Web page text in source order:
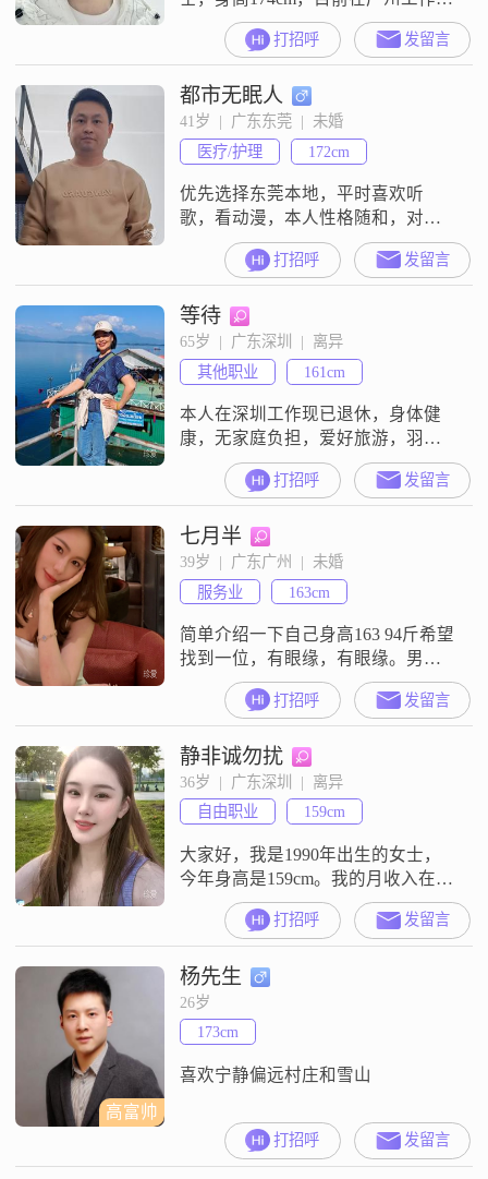
月收入在8001到12000元之间。我拥
有大专学历，性格随和易相处，真
诚可靠，对待家庭非常重视。我觉
得自己是一个比较简单直接的人，
喜欢用实际行动来表达自己的想法
和感受。在生活中，我注重与家人
和朋友的相处，认为家庭的和谐是
最重要的。我愿意花时间去陪伴家
打招呼 发留言
都市无眠人
41岁  |  广东东莞  |  未婚
医疗/护理
172cm
优先选择东莞本地，平时喜欢听
歌，看动漫，本人性格随和，对待
人比较真诚。
打招呼 发留言
等待
65岁  |  广东深圳  |  离异
其他职业
161cm
本人在深圳工作现已退休，身体健
康，无家庭负担，爱好旅游，羽毛
球，乒乓球，画画写字，整理家务
等等，想找一个通情达理，心地善
良，身体健康，性格开朗深圳本地
的伴侣一同走完余生，本人资料真
实，谢谢关注
打招呼 发留言
七月半
39岁  |  广东广州  |  未婚
服务业
163cm
简单介绍一下自己身高163 94斤希望
找到一位，有眼缘，有眼缘。男
士。打扮过于精致和太时尚男孩子
不要和我说话，不喜欢
打招呼 发留言
静非诚勿扰
36岁  |  广东深圳  |  离异
自由职业
159cm
大家好，我是1990年出生的女士，
今年身高是159cm。我的月收入在
12001元到20000元这个区间，目前
的工作地点在深圳福田。我是一个
随和易相处的人，平时和大家相处
起来没有什么压力，比较真诚可
靠。我热爱生活，觉得日子要踏踏
实实地过。性格上我比较温柔体
贴，也富有同理心，能站在别人的
角度去考虑问题。我来到这里，就
打招呼 发留言
高富帅
杨先生
26岁
173cm
喜欢宁静偏远村庄和雪山
打招呼 发留言